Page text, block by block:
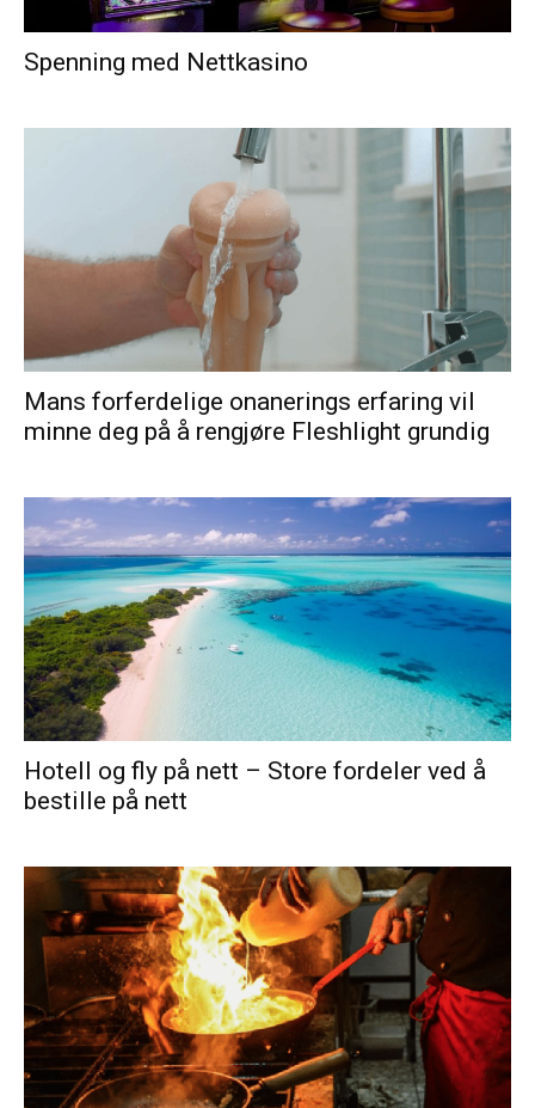
Spenning med Nettkasino
Mans forferdelige onanerings erfaring vil
minne deg på å rengjøre Fleshlight grundig
Hotell og fly på nett – Store fordeler ved å
bestille på nett